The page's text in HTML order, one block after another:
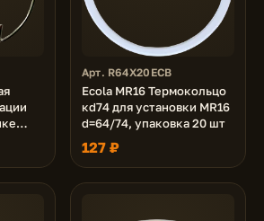
Арт. R64X20ECB
Ecola MR16 Термокольцо
кd74 для установки MR16
d=64/74, упаковка 20 шт
127 ₽